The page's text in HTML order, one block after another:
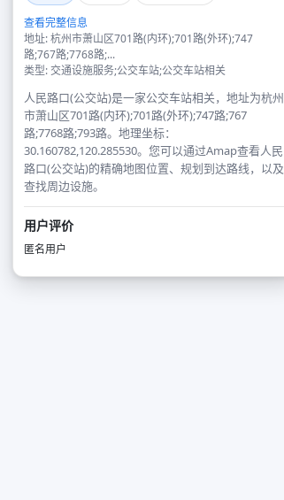
查看完整信息
地址: 杭州市萧山区701路(内环);701路(外环);747
路;767路;7768路;...
类型: 交通设施服务;公交车站;公交车站相关
人民路口(公交站)是一家公交车站相关，地址为杭州
市萧山区701路(内环);701路(外环);747路;767
路;7768路;793路。地理坐标：
30.160782,120.285530。您可以通过Amap查看人民
路口(公交站)的精确地图位置、规划到达路线，以及
查找周边设施。
用户评价
匿名用户